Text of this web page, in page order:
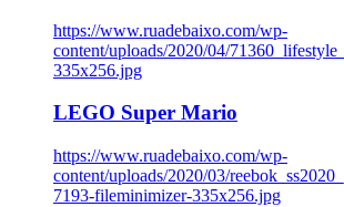
https://www.ruadebaixo.com/wp-
content/uploads/2020/04/
335x256.jpg
LEGO Super Mario
https://www.ruadebaixo.com/wp-
content/uploads/2020/03/
7193-fileminimizer-335x256.jpg